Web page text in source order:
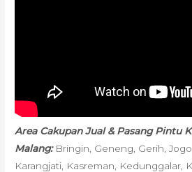
Area Cakupan Jual & Pasang Pintu
Malang:Bringin, Geneng, Gerih,
Karangjati, Kasreman, Kedunggalar,